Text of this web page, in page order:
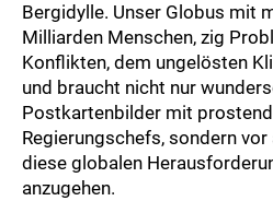
Bergidylle. Unser Globus mit
Milliarden Menschen, zig
Konflikten, dem ungelösten
und braucht nicht nur
Postkartenbilder mit
Regierungschefs, sondern
diese globalen
anzugehen.